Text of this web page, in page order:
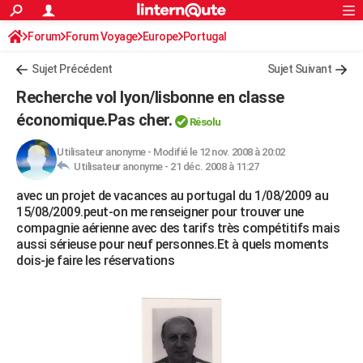
ACTUALITÉS
Politique
Société
Faits Divers
Education
Monde
Villes
+
Programme TV
TNTStreaming
Cinéma
Sorties cinéma
Musique
FINANCE
Retraite
Impôts
Epargne
Immobilier
Risques naturels par ville
Banque
Assurance
Crédit
AUTO
Essais
Réserver un essai
Citadines
Berlines
SUV
Forum auto
HIGH-TECH
Mobiles
Meilleur smartphone
Internet
Ordinateurs
Jeux vidéo
Guide high-tech
+BRICOLAGE
Forum
Aménagement intérieur
Extérieur
Cuisine
Salle de bains
Jardinage
Rangement
WEEK-END
S'inscrire
Connexion
Forum Forum Voyage Europe Portugal
Sujet Précédent Sujet Suivant
Recherche vol lyon/lisbonne en classe
économique.Pas cher.
Résolu
Utilisateur anonyme- Modifié le 12 nov. 2008 à 20:02
Utilisateur anonyme - 21 déc. 2008 à 11:27
avec un projet de vacances au portugal du 1/08/2009 au
15/08/2009.peut-on me renseigner pour trouver une
compagnie aérienne avec des tarifs très compétitifs mais
aussi sérieuse pour neuf personnes.Et à quels moments
dois-je faire les réservations